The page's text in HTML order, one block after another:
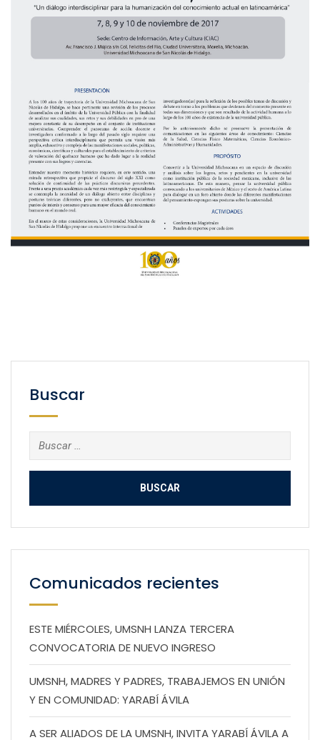
Buscar
Buscar:
Comunicados recientes
ESTE MIÉRCOLES, UMSNH LANZA TERCERA
CONVOCATORIA DE NUEVO INGRESO
UMSNH, MADRES Y PADRES, TRABAJEMOS EN UNIÓN
Y EN COMUNIDAD: YARABÍ ÁVILA
A SER ALIADOS DE LA UMSNH, INVITA YARABÍ ÁVILA A